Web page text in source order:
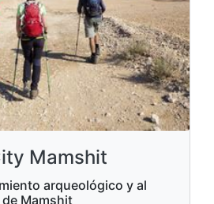
Mamshit
arqueológico y al
Mamshit